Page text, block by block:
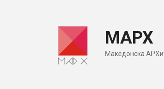
МАРХ
Македонска